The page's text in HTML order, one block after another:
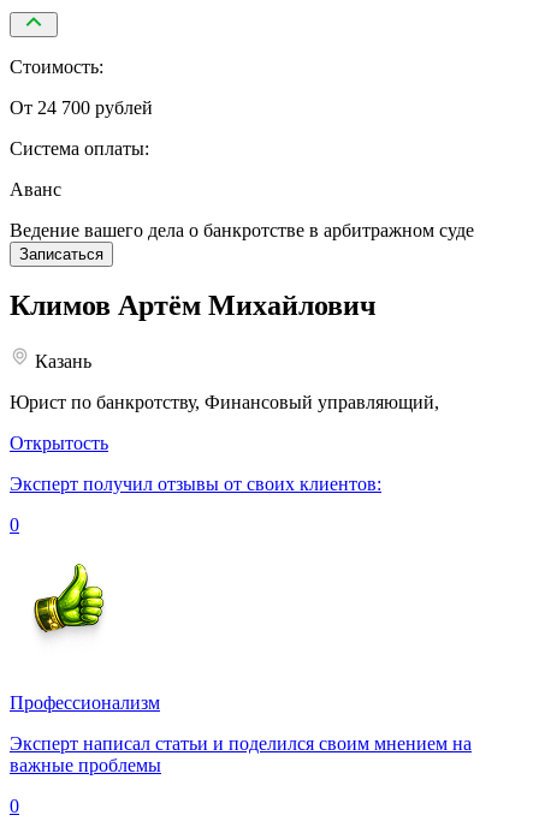
Стоимость:
От 24 700 рублей
Система оплаты:
Аванс
Ведение вашего дела о банкротстве в арбитражном суде
Записаться
Климов Артём Михайлович
Казань
Юрист по банкротству, Финансовый управляющий,
Открытость
Эксперт получил отзывы от своих клиентов:
0
Профессионализм
Эксперт написал статьи и поделился своим мнением на
важные проблемы
0